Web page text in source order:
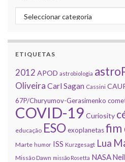
Categorias
ETIQUETAS
2012 APOD astrobiologia
Oliveira Carl Sagan Cassini
67P/Churyumov-Gerasimenko
COVID-19 Curiosity
educação ESOexoplanetasfim
Marte humor ISS Kurzgesagt Lua
Missão Dawn missão Rosetta NASA